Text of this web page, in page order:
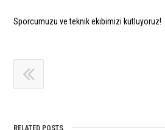
Sporcumuzu ve teknik ekibimizi kutluyoruz!
RELATED POSTS